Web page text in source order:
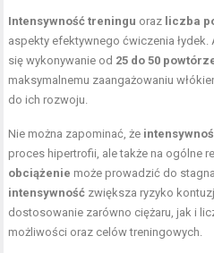
Intensywność treningu oraz liczba
aspekty efektywnego ćwiczenia łydek.
się wykonywanie od 25 do 50
maksymalnemu zaangażowaniu
do ich rozwoju.
Nie można zapominać, że
proces hipertrofii, ale także na ogólne
obciążenie może prowadzić do
intensywność zwiększa ryzyko
dostosowanie zarówno ciężaru, jak i
możliwości oraz celów treningowych.